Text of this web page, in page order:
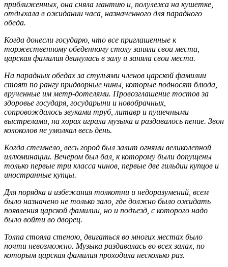
приближенных, она сняла мантию и, полулежа на кушетке,
отдыхала в ожидании часа, назначенного для парадного
обеда.
Когда донесли государю, что все приглашенные к
торжественному обеденному столу заняли свои места,
царская фамилия двинулась в залу и заняла свои места.
На парадных обедах за стульями членов царской фамилии
стоят по рангу придворные чины, которые подносят блюда,
врученные им метр-дотелями. Провозглашение тостов за
здоровье государя, государыни и новобрачных,
сопровождалось звуками труб, литавр и пушечными
выстрелами, на хорах играла музыка и раздавалось пение. Звон
колоколов не умолкал весь день.
Когда стемнело, весь город был залит огнями великолепной
иллюминации. Вечером был бал, к которому были допущены
только первые три класса чинов, первые две гильдии купцов и
иностранные купцы.
Для порядка и избежания толкотни и недоразумений, всем
было назначено не только зало, где должно было ожидать
появления царской фамилии, но и подъезд, с которого надо
было войти во дворец.
Толпа стояла стеною, двигаться во многих местах было
почти невозможно. Музыка раздавалась во всех залах, по
которым царская фамилия проходила несколько раз.